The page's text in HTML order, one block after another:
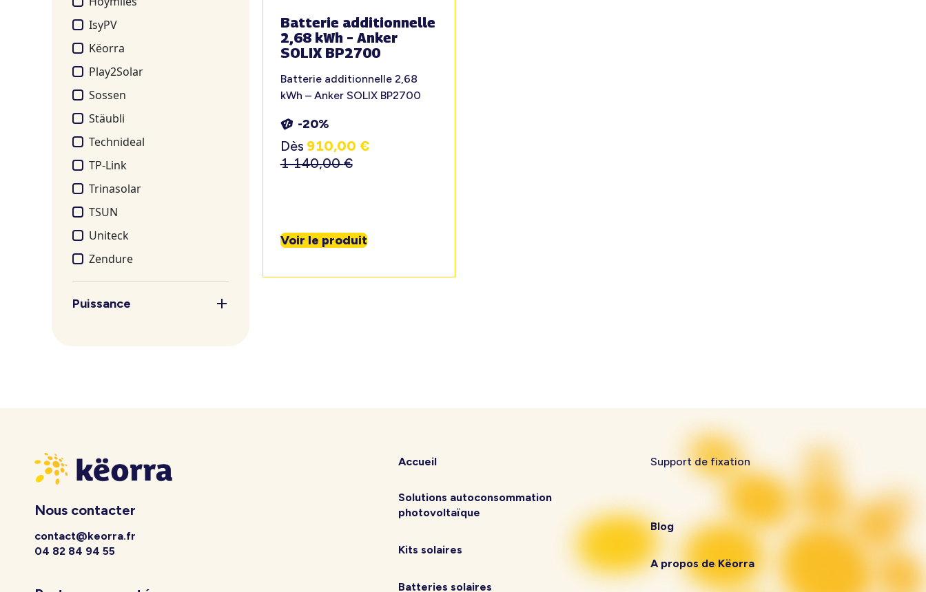
IsyPV
Këorra
Play2Solar
Sossen
Stäubli
Technideal
TP-Link
Trinasolar
TSUN
Uniteck
Zendure
Puissance
Batterie additionnelle
2,68 kWh – Anker
SOLIX BP2700
Batterie additionnelle 2,68
kWh – Anker SOLIX BP2700
-20%
Dès 910,00 €
1 140,00€
Voir le produit
Nous contacter
contact@keorra.fr
04 82 84 94 55
Accueil
Solutions autoconsommation
photovoltaïque
Kits solaires
Batteries solaires
Support de fixation
Blog
A propos de Këorra